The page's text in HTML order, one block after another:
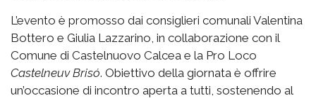
L’evento è promosso dai consiglieri comunali Valentina
Bottero e Giulia Lazzarino, in collaborazione con il
Comune di Castelnuovo Calcea e la Pro Loco
Castelneuv Brisó. Obiettivo della giornata è offrire
un’occasione di incontro aperta a tutti, sostenendo al